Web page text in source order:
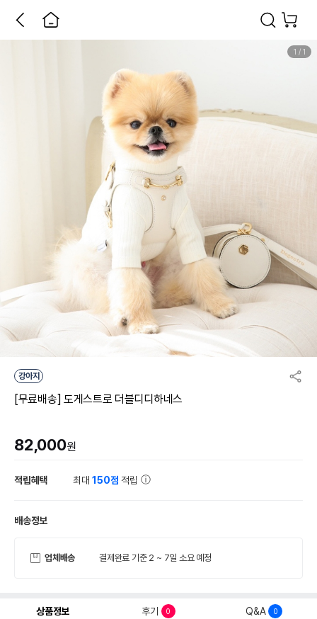
1 / 1
강아지
[무료배송] 도게스트로 더블디디하네스
82,000원
적립혜택 최대150점 적립
배송정보
업체배송 결제완료 기준 2 ~ 7일 소요 예정
상품정보 후기 0 Q&A 0